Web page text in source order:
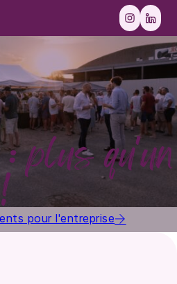
Suivez-
plus qu'un
pour l'entreprise